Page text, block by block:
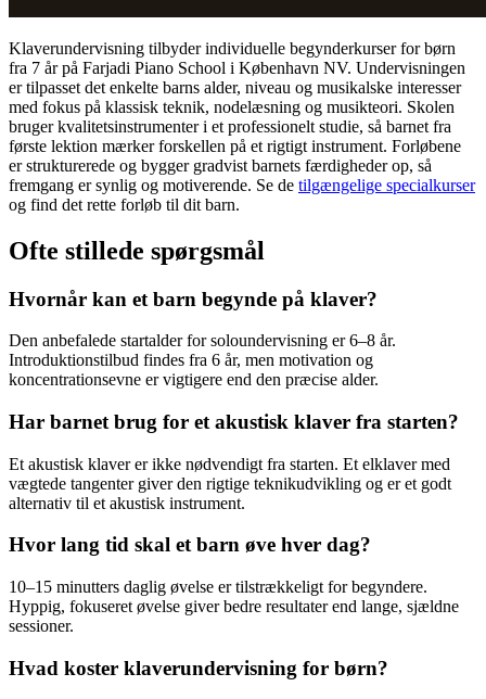
Klaverundervisning tilbyder individuelle begynderkurser for børn
fra 7 år på Farjadi Piano School i København NV. Undervisningen
er tilpasset det enkelte barns alder, niveau og musikalske interesser
med fokus på klassisk teknik, nodelæsning og musikteori. Skolen
bruger kvalitetsinstrumenter i et professionelt studie, så barnet fra
første lektion mærker forskellen på et rigtigt instrument. Forløbene
er strukturerede og bygger gradvist barnets færdigheder op, så
fremgang er synlig og motiverende. Se de tilgængelige specialkurser
og find det rette forløb til dit barn.
Ofte stillede spørgsmål
Hvornår kan et barn begynde på klaver?
Den anbefalede startalder for soloundervisning er 6–8 år.
Introduktionstilbud findes fra 6 år, men motivation og
koncentrationsevne er vigtigere end den præcise alder.
Har barnet brug for et akustisk klaver fra starten?
Et akustisk klaver er ikke nødvendigt fra starten. Et elklaver med
vægtede tangenter giver den rigtige teknikudvikling og er et godt
alternativ til et akustisk instrument.
Hvor lang tid skal et barn øve hver dag?
10–15 minutters daglig øvelse er tilstrækkeligt for begyndere.
Hyppig, fokuseret øvelse giver bedre resultater end lange, sjældne
sessioner.
Hvad koster klaverundervisning for børn?